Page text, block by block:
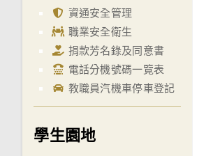
資通安全管理
職業安全衛生
捐款芳名錄及同意書
電話分機號碼一覽表
教職員汽機車停車登記
學生園地